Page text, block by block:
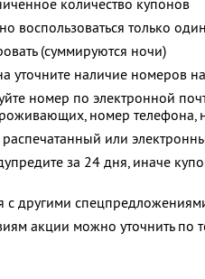
количество купонов
воспользоваться только
(суммируются ночи)
уточните наличие номеров
номер по электронной
номер телефона,
или
за 24 дня, иначе
с другими
акции можно уточнить по